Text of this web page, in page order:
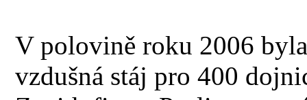
V polovině roku 2006
vzdušná stáj pro 400